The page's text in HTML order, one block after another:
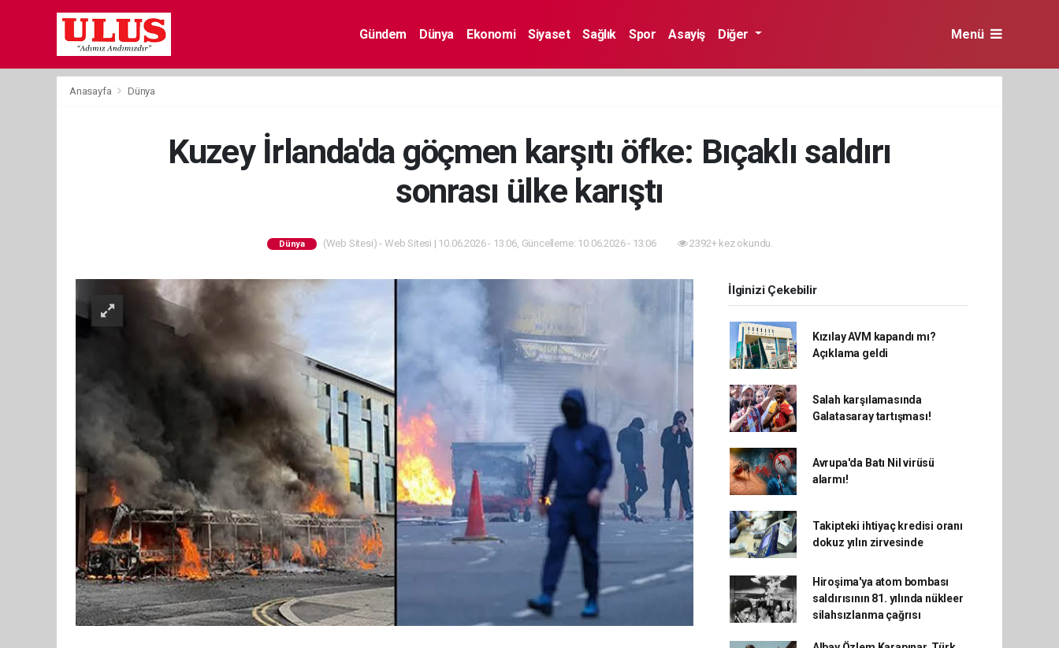
Gündem Dünya Ekonomi Siyaset Sağlık Spor Asayiş Diğer Menü
Anasayfa Dünya
Kuzey İrlanda'da göçmen karşıtı öfke: Bıçaklı saldırı
sonrası ülke karıştı
Dünya (Web Sitesi) - Web Sitesi | 10.06.2026 - 13:06, Güncelleme: 10.06.2026 - 13:06 2392+ kez okundu.
İlginizi Çekebilir
Kızılay AVM kapandı mı?
Açıklama geldi
Salah karşılamasında
Galatasaray tartışması!
Avrupa'da Batı Nil virüsü
alarmı!
Takipteki ihtiyaç kredisi oranı
dokuz yılın zirvesinde
Hiroşima'ya atom bombası
saldırısının 81. yılında nükleer
silahsızlanma çağrısı